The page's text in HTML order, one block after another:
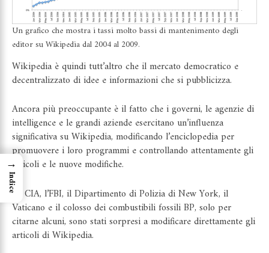
Un grafico che mostra i tassi molto bassi di mantenimento degli
editor su Wikipedia dal 2004 al 2009.
Wikipedia è quindi tutt’altro che il mercato democratico e
decentralizzato di idee e informazioni che si pubblicizza.
Ancora più preoccupante è il fatto che igoverni, le agenzie di
intelligence e legrandi aziende esercitano un’influenza
significativa su Wikipedia, modificando l’enciclopedia per
promuovere i loro programmi e controllando attentamente gli
articoli e le nuove modifiche.
La CIA, l’FBI, ilDipartimento di Polizia di New York, il
Vaticano e il colosso dei combustibili fossiliBP, solo per
citarne alcuni, sono stati sorpresi a modificare direttamente gli
articoli di Wikipedia.
→
Indice